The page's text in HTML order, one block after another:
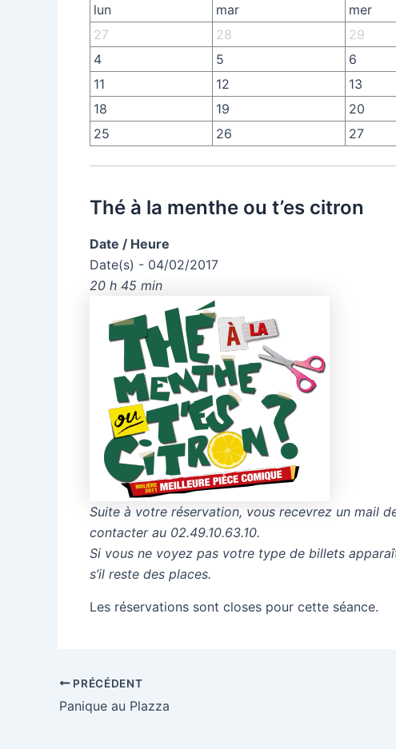
lun mar mer
27
28 29
4
5 6
11
12 13
18
19 20
25
26 27
Thé à la menthe ou t’es citron
Date / Heure
Date(s) - 04/02/2017
20 h 45 min
Suite à votre réservation, vous recevrez un mail
contacter au 02.49.10.63.10.
Si vous ne voyez pas votre type de billets
s’il reste des places.
Les réservations sont closes pour cette séance.
PRÉCÉDENT
Panique au Plazza